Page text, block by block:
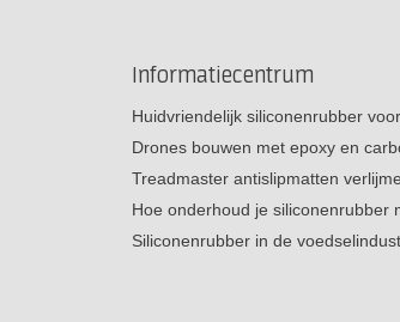
Informatiecentrum
Huidvriendelijk siliconenrubber
Drones bouwen met epoxy en
Treadmaster antislipmatten
Hoe onderhoud je siliconenrubber
Siliconenrubber in de